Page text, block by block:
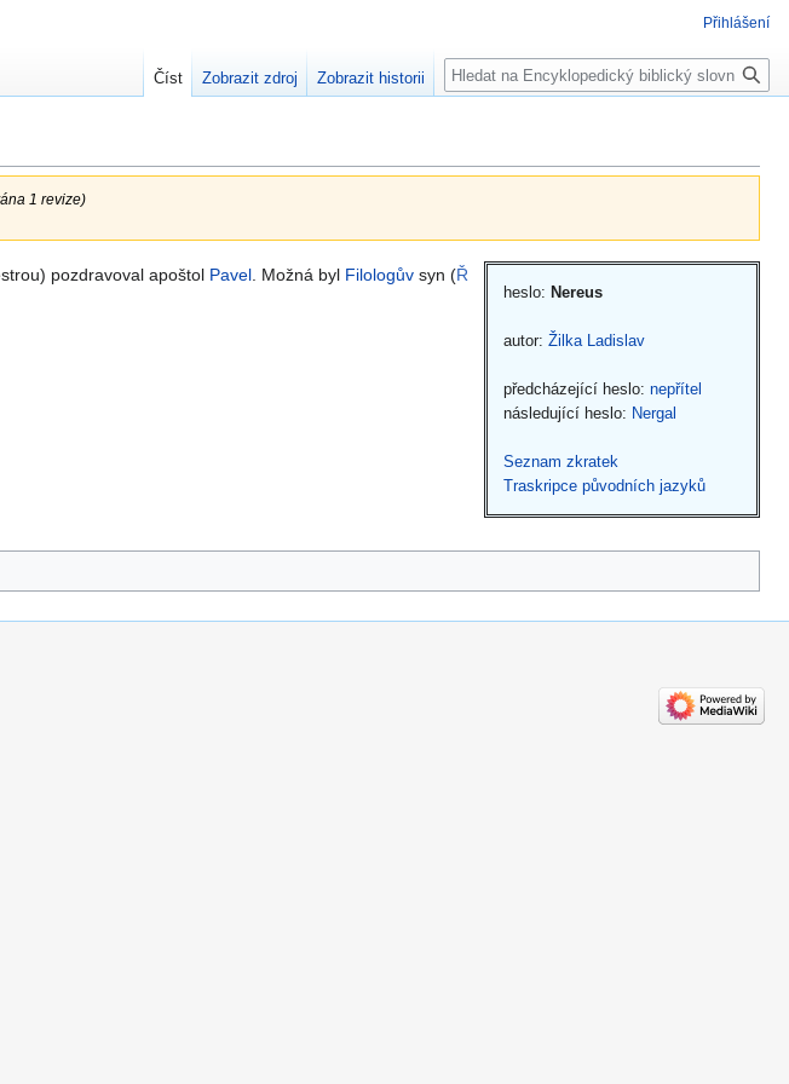
1 revize)
heslo: Nereus
autor: Žilka Ladislav
předcházející heslo: nepřítel
následující heslo: Nergal
Seznam zkratek
Traskripce původních jazyků
pozdravoval apoštol Pavel . Možná byl Filologův syn (Ř
Přihlášení
Číst Zobrazit zdroj Zobrazit historii Hledat